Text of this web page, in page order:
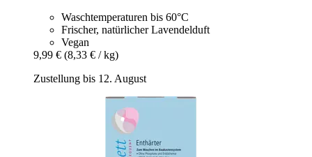
Waschtemperaturen bis 60°C
Frischer, natürlicher Lavendelduft
Vegan
9,99 € (8,33 € / kg)
Zustellung bis 12. August